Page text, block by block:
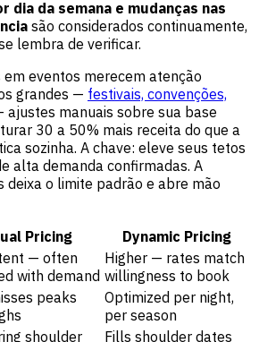
dia da semana e mudanças nas
são considerados continuamente,
lembra de verificar.
eventos merecem atenção
grandes — festivais, convenções,
ajustes manuais sobre sua base
30 a 50% mais receita do que a
sozinha. A chave: eleve seus tetos
alta demanda confirmadas. A
deixa o limite padrão e abre mão
Pricing
Dynamic Pricing
— often
with demand
Higher — rates match
willingness to book
peaks
Optimized per night,
per season
shoulder
Fills shoulder dates